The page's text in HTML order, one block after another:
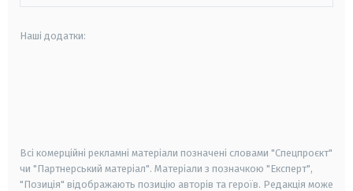
Наші додатки:
Всі комерційні рекламні матеріали позначені словами "Спецпроєкт"
чи "Партнерський матеріал". Матеріали з позначкою "Експерт",
"Позиція" відображають позицію авторів та героїв. Редакція може